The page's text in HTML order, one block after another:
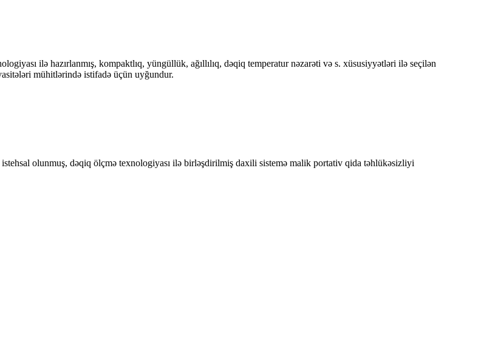
ilə hazırlanmış, kompaktlıq, yüngüllük, ağıllılıq, dəqiq temperatur nəzarəti və s. xüsusiyyətləri ilə seçilən
mühitlərində istifadə üçün uyğundur.
olunmuş, dəqiq ölçmə texnologiyası ilə birləşdirilmiş daxili sistemə malik portativ qida təhlükəsizliyi